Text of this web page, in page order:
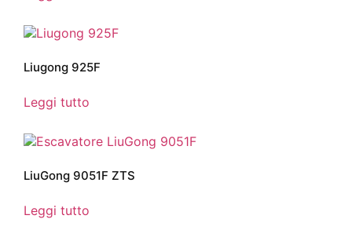
Liugong 925F
Leggi tutto
LiuGong 9051F ZTS
Leggi tutto